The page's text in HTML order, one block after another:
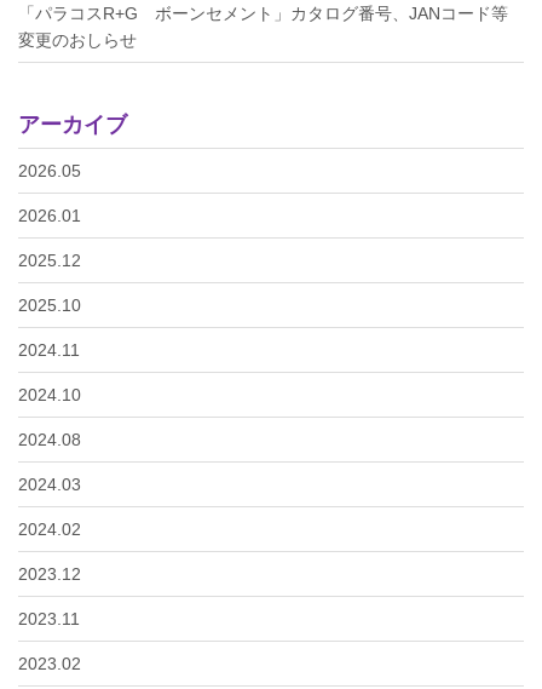
「パラコスR+G ボーンセメント」カタログ番号、JANコード等
変更のおしらせ
アーカイブ
2026.05
2026.01
2025.12
2025.10
2024.11
2024.10
2024.08
2024.03
2024.02
2023.12
2023.11
2023.02